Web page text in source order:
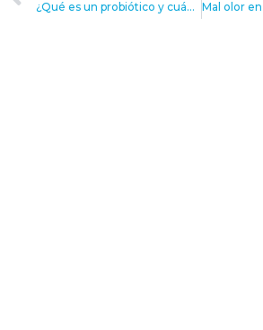
¿Qué es un probiótico y cuándo se recomienda?